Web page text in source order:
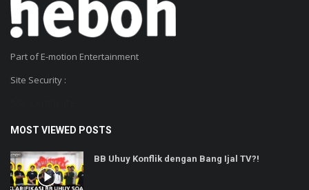
Part of E-motion Entertainment
Site Security :
MOST VIEWED POSTS
BB Uhuy Konflik dengan Bang Ijal TV?!